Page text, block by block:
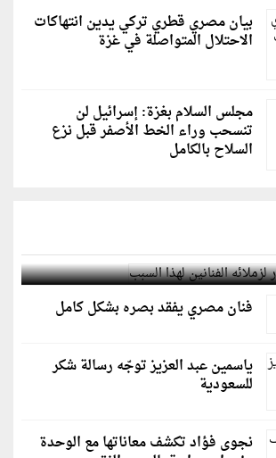
بيان مصري قطري تركي يدين انتهاكات
الاحتلال المتواصلة في غزة
مجلس السلام بغزة: إسرائيل لن
تنسحب وراء الخط الأصفر قبل نزع
السلاح بالكامل
الفنانين لهذا السبب
فنان مصري يفقد بصره بشكل كامل
ياسمين عبد العزيز توجّه رسالة شكر
للسعودية
نجوى فؤاد تكشف معاناتها مع الوحدة